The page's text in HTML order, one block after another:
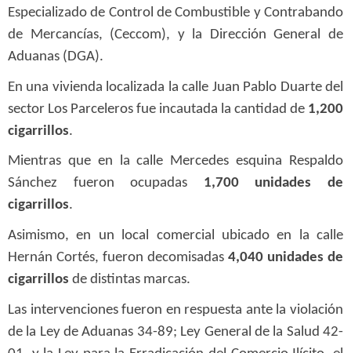
Especializado de Control de Combustible y Contrabando
de Mercancías, (Ceccom), y la Dirección General de
Aduanas (DGA).
En una vivienda localizada la calle Juan Pablo Duarte del
sector Los Parceleros fue incautada la cantidad de 1,200
cigarrillos.
Mientras que en la calle Mercedes esquina Respaldo
Sánchez fueron ocupadas 1,700 unidades de
cigarrillos.
Asimismo, en un local comercial ubicado en la calle
Hernán Cortés, fueron decomisadas 4,040 unidades de
cigarrillos de distintas marcas.
Las intervenciones fueron en respuesta ante la violación
de la Ley de Aduanas 34-89; Ley General de la Salud 42-